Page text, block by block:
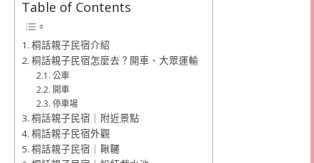
Table of Contents
桐話親子民宿介紹
桐話親子民宿怎麼去？開車、大眾運輸
公車
開車
停車場
桐話親子民宿｜附近景點
桐話親子民宿外觀
桐話親子民宿｜鞦韆